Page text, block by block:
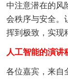
中注意潜在的风
会秩序与安全。
挥到极致，实现
人工智能的演讲
各位嘉宾，来自